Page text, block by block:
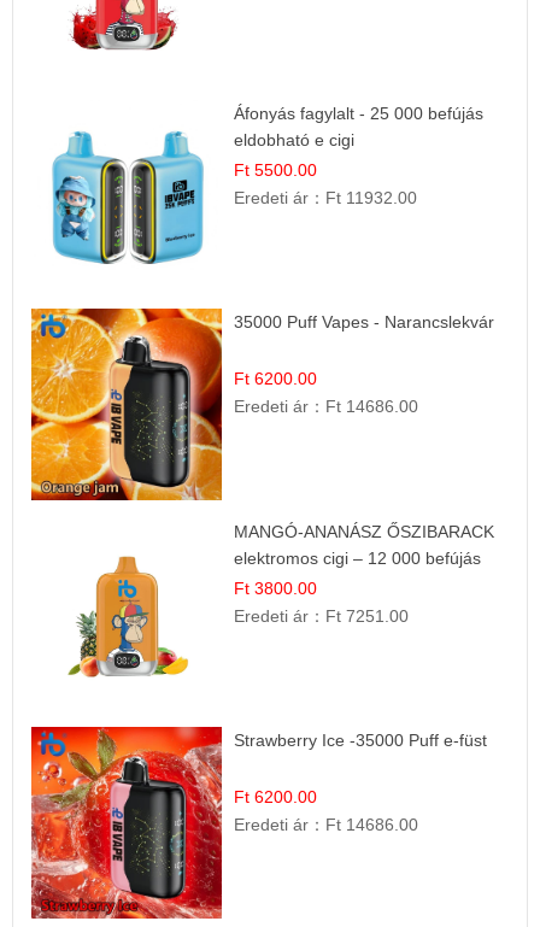
Áfonyás fagylalt - 25 000 befújás
eldobható e cigi
Ft 5500.00
Eredeti ár： Ft 11932.00
35000 Puff Vapes - Narancslekvár
Ft 6200.00
Eredeti ár： Ft 14686.00
MANGÓ-ANANÁSZ ŐSZIBARACK
elektromos cigi – 12 000 befújás
Ft 3800.00
Eredeti ár： Ft 7251.00
Strawberry Ice -35000 Puff e-füst
Ft 6200.00
Eredeti ár： Ft 14686.00